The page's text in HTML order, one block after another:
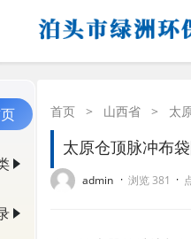
首页 > 山西省 > 太
太原仓顶脉冲布
admin · 浏览 381 ·